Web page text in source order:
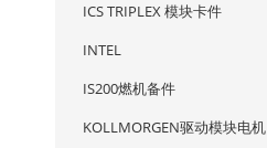
ICS TRIPLEX 模块卡件
INTEL
IS200燃机备件
KOLLMORGEN驱动模块电机